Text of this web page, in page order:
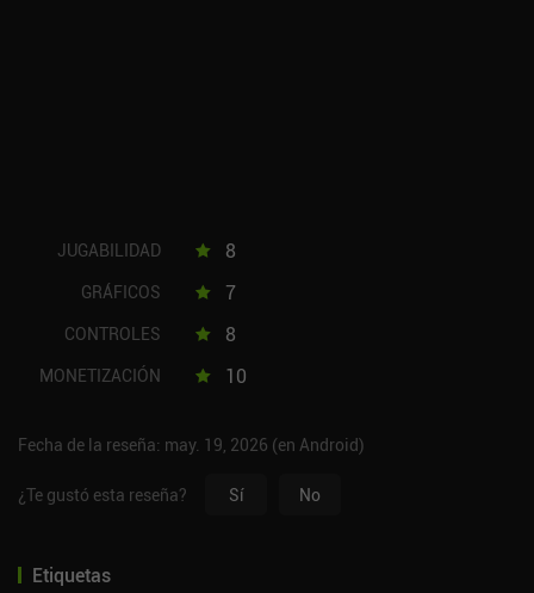
JUGABILIDAD 8
GRÁFICOS 7
CONTROLES 8
MONETIZACIÓN 10
Fecha de la reseña: may. 19, 2026 (en Android)
¿Te gustó esta reseña? Sí No
Etiquetas